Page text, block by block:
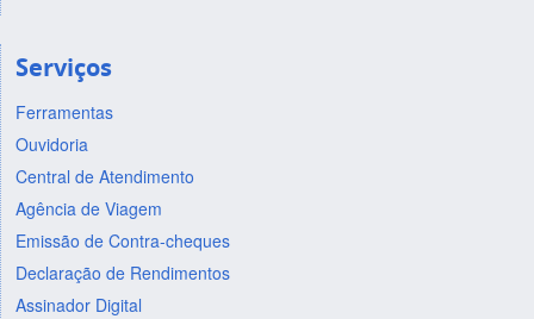
Serviços
Ferramentas
Ouvidoria
Central de Atendimento
Agência de Viagem
Emissão de Contra-cheques
Declaração de Rendimentos
Assinador Digital